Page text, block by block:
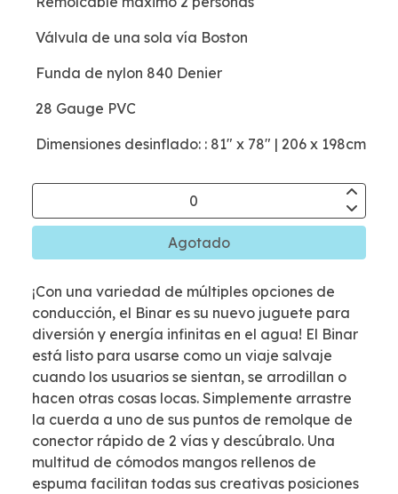
Válvula de una sola vía Boston
Funda de nylon 840 Denier
28 Gauge PVC
Dimensiones desinflado: : 81" x 78" | 206 x 198cm
Agotado
¡Con una variedad de múltiples opciones de
conducción, el Binar es su nuevo juguete para
diversión y energía infinitas en el agua! El Binar
está listo para usarse como un viaje salvaje
cuando los usuarios se sientan, se arrodillan o
hacen otras cosas locas. Simplemente arrastre
la cuerda a uno de sus puntos de remolque de
conector rápido de 2 vías y descúbralo. Una
multitud de cómodos mangos rellenos de
espuma facilitan todas sus creativas posiciones